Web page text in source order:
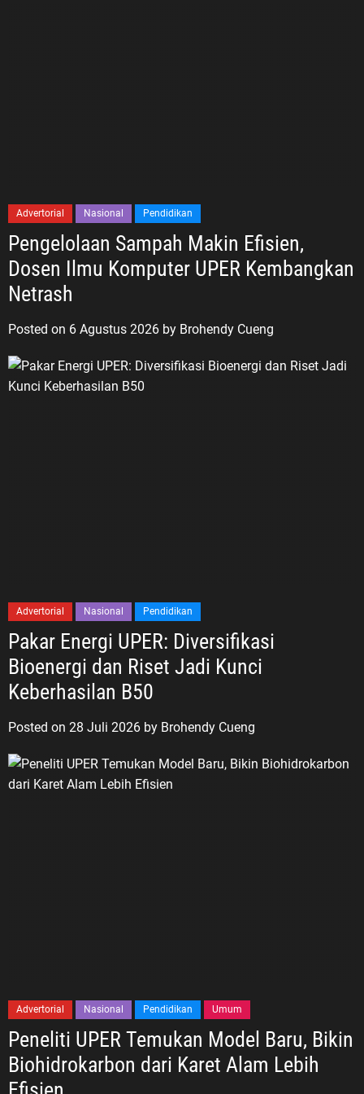
Advertorial Nasional Pendidikan
Pengelolaan Sampah Makin Efisien,
Dosen Ilmu Komputer UPER Kembangkan
Netrash
Posted on 6 Agustus 2026 by Brohendy Cueng
Advertorial Nasional Pendidikan
Pakar Energi UPER: Diversifikasi
Bioenergi dan Riset Jadi Kunci
Keberhasilan B50
Posted on 28 Juli 2026 by Brohendy Cueng
Advertorial Nasional Pendidikan Umum
Peneliti UPER Temukan Model Baru, Bikin
Biohidrokarbon dari Karet Alam Lebih